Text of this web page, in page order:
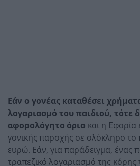
Εάν ο γονέας καταθέσει
λογαριασμό του παιδιού, τότε
αφορολόγητο όριο και η Εφορία
γονικής παροχής σε ολόκληρο
ευρώ. Εάν, για παράδειγμα, ένας
τραπεζικό λογαριασμό της κόρης